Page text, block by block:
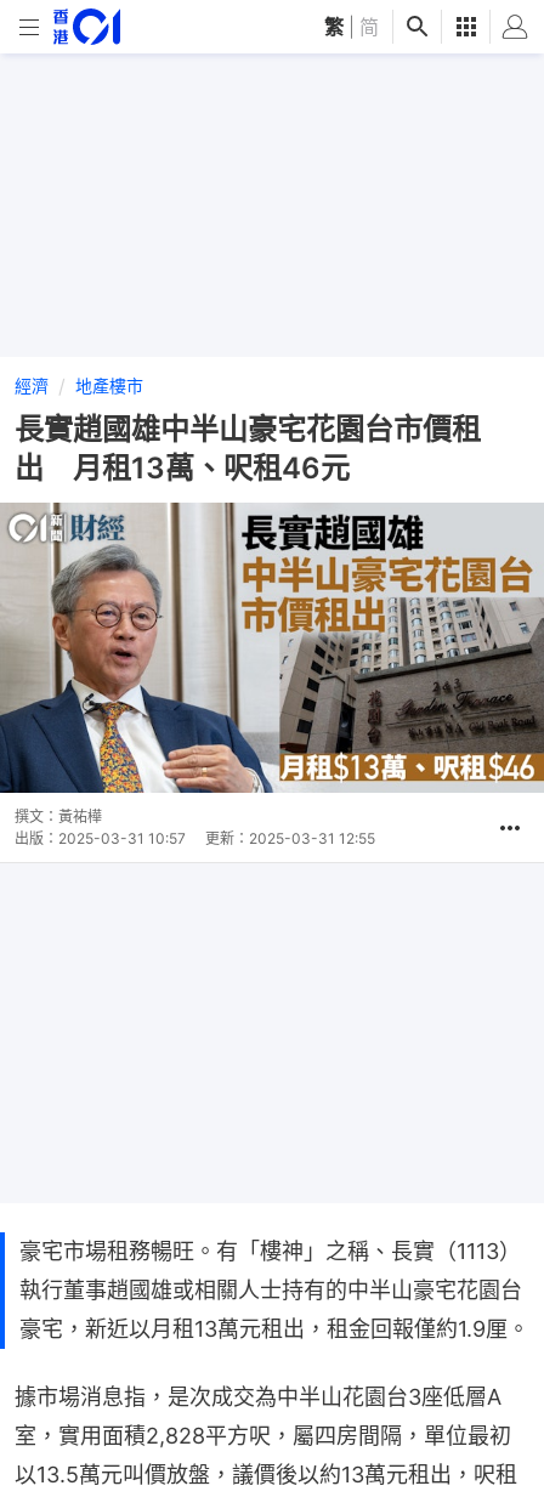
繁 简
經濟 地產樓市
長實趙國雄中半山豪宅花園台市價租
出 月租13萬、呎租46元
撰文： 黃祐樺
出版： 2025-03-31 10:57 更新： 2025-03-31 12:55
豪宅市場租務暢旺。有「樓神」之稱、長實（1113）
執行董事趙國雄或相關人士持有的中半山豪宅花園台
豪宅，新近以月租13萬元租出，租金回報僅約1.9厘。
據市場消息指，是次成交為中半山花園台3座低層A
室，實用面積2,828平方呎，屬四房間隔，單位最初
以13.5萬元叫價放盤，議價後以約13萬元租出，呎租